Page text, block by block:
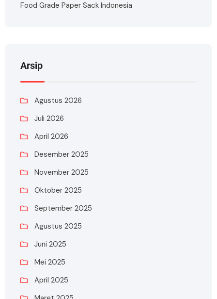
Food Grade Paper Sack Indonesia
Arsip
Agustus 2026
Juli 2026
April 2026
Desember 2025
November 2025
Oktober 2025
September 2025
Agustus 2025
Juni 2025
Mei 2025
April 2025